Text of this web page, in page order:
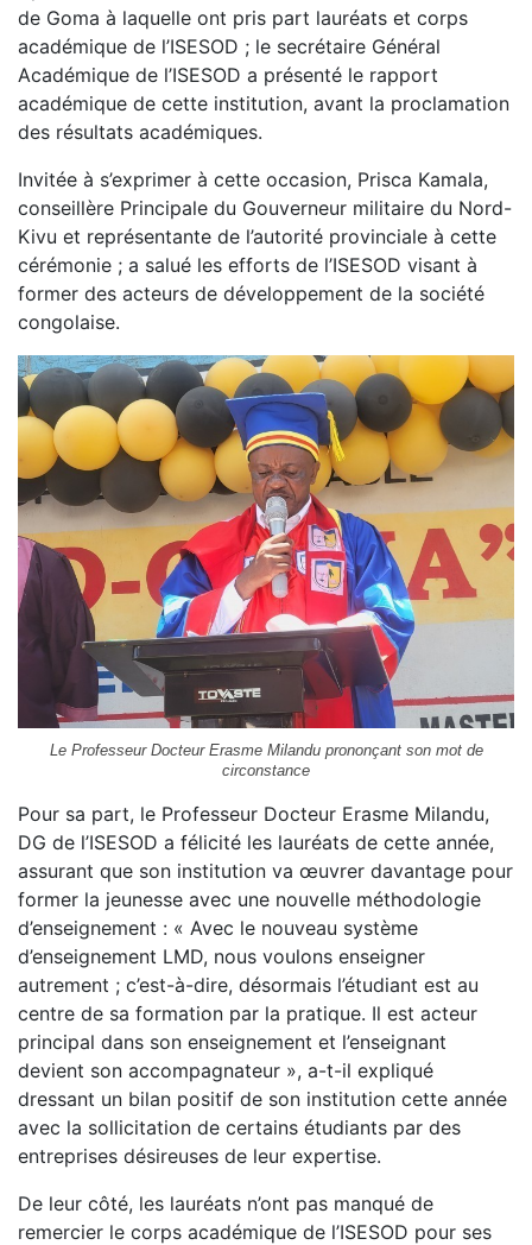
de Goma à laquelle ont pris part lauréats et corps
académique de l’ISESOD ; le secrétaire Général
Académique de l’ISESOD a présenté le rapport
académique de cette institution, avant la proclamation
des résultats académiques.
Invitée à s’exprimer à cette occasion, Prisca Kamala,
conseillère Principale du Gouverneur militaire du Nord-
Kivu et représentante de l’autorité provinciale à cette
cérémonie ; a salué les efforts de l’ISESOD visant à
former des acteurs de développement de la société
congolaise.
Le Professeur Docteur Erasme Milandu prononçant son mot de
circonstance
Pour sa part, le Professeur Docteur Erasme Milandu,
DG de l’ISESOD a félicité les lauréats de cette année,
assurant que son institution va œuvrer davantage pour
former la jeunesse avec une nouvelle méthodologie
d’enseignement : « Avec le nouveau système
d’enseignement LMD, nous voulons enseigner
autrement ; c’est-à-dire, désormais l’étudiant est au
centre de sa formation par la pratique. Il est acteur
principal dans son enseignement et l’enseignant
devient son accompagnateur », a-t-il expliqué
dressant un bilan positif de son institution cette année
avec la sollicitation de certains étudiants par des
entreprises désireuses de leur expertise.
De leur côté, les lauréats n’ont pas manqué de
remercier le corps académique de l’ISESOD pour ses